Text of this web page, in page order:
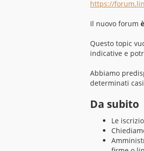
a
https://
Il nuovo forum
Questo topic
indicative e
Abbiamo
determinati
Da subito
Le